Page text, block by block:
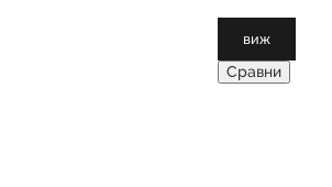
виж
Сравни